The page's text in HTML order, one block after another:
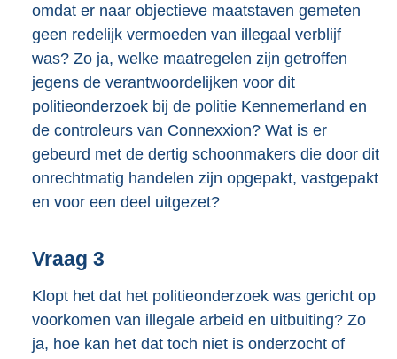
omdat er naar objectieve maatstaven gemeten
geen redelijk vermoeden van illegaal verblijf
was? Zo ja, welke maatregelen zijn getroffen
jegens de verantwoordelijken voor dit
politieonderzoek bij de politie Kennemerland en
de controleurs van Connexxion? Wat is er
gebeurd met de dertig schoonmakers die door dit
onrechtmatig handelen zijn opgepakt, vastgepakt
en voor een deel uitgezet?
Vraag 3
Klopt het dat het politieonderzoek was gericht op
voorkomen van illegale arbeid en uitbuiting? Zo
ja, hoe kan het dat toch niet is onderzocht of